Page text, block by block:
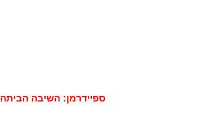
ספיידרמן: השיבה הביתה